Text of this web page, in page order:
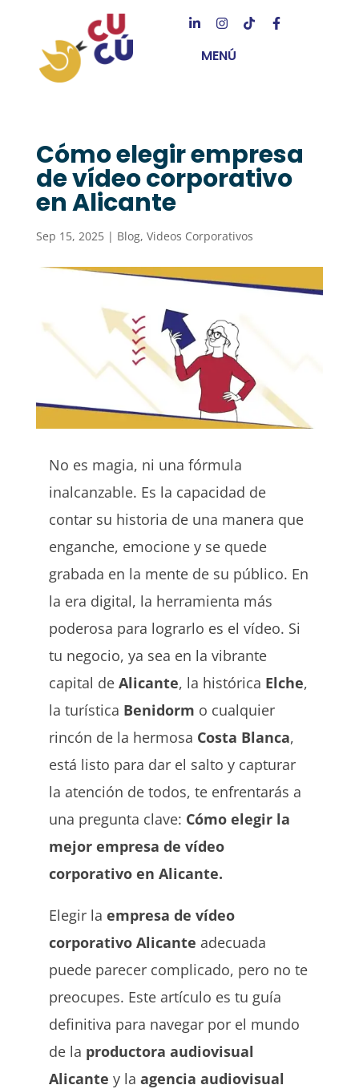
MENÚ
Cómo elegir empresa
de vídeo corporativo
en Alicante
Sep 15, 2025| Blog, Videos Corporativos
No es magia, ni una fórmula
inalcanzable. Es la capacidad de
contar su historia de una manera que
enganche, emocione y se quede
grabada en la mente de su público. En
la era digital, la herramienta más
poderosa para lograrlo es el vídeo. Si
tu negocio, ya sea en la vibrante
capital de Alicante, la histórica Elche,
la turística Benidorm o cualquier
rincón de la hermosa Costa Blanca,
está listo para dar el salto y capturar
la atención de todos, te enfrentarás a
una pregunta clave: Cómo elegir la
mejor empresa de vídeo
corporativo en Alicante.
Elegir la empresa de vídeo
corporativo Alicante adecuada
puede parecer complicado, pero no te
preocupes. Este artículo es tu guía
definitiva para navegar por el mundo
de la productora audiovisual
Alicante y la agencia audiovisual